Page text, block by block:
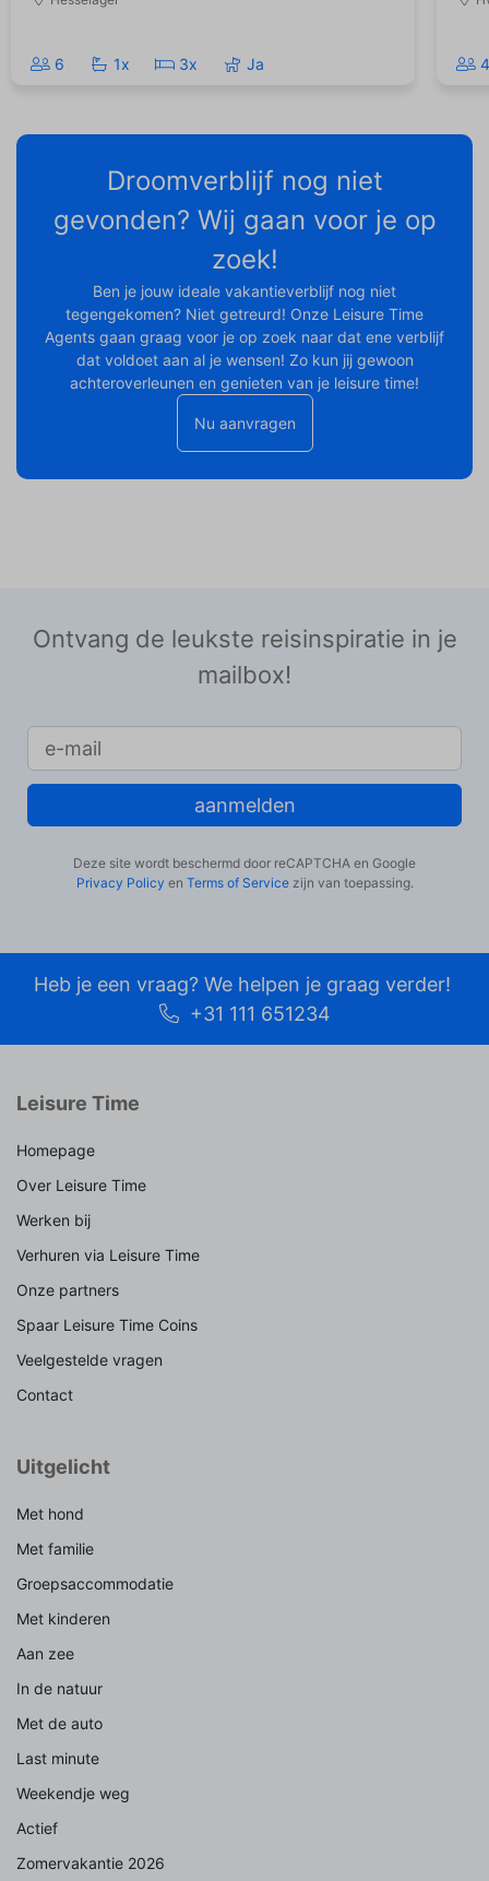
6 1x 3x Ja 4
Droomverblijf nog niet
gevonden? Wij gaan voor je op
zoek!
Ben je jouw ideale vakantieverblijf nog niet
tegengekomen? Niet getreurd! Onze Leisure Time
Agents gaan graag voor je op zoek naar dat ene verblijf
dat voldoet aan al je wensen! Zo kun jij gewoon
achteroverleunen en genieten van je leisure time!
Nu aanvragen
Ontvang de leukste reisinspiratie in je
mailbox!
aanmelden
Deze site wordt beschermd door reCAPTCHA en Google
Privacy Policy en Terms of Servicezijn van toepassing.
Heb je een vraag? We helpen je graag verder!
+31 111 651234
Leisure Time
Homepage
Over Leisure Time
Werken bij
Verhuren via Leisure Time
Onze partners
Spaar Leisure Time Coins
Veelgestelde vragen
Contact
Uitgelicht
Met hond
Met familie
Groepsaccommodatie
Met kinderen
Aan zee
In de natuur
Met de auto
Last minute
Weekendje weg
Actief
Zomervakantie 2026